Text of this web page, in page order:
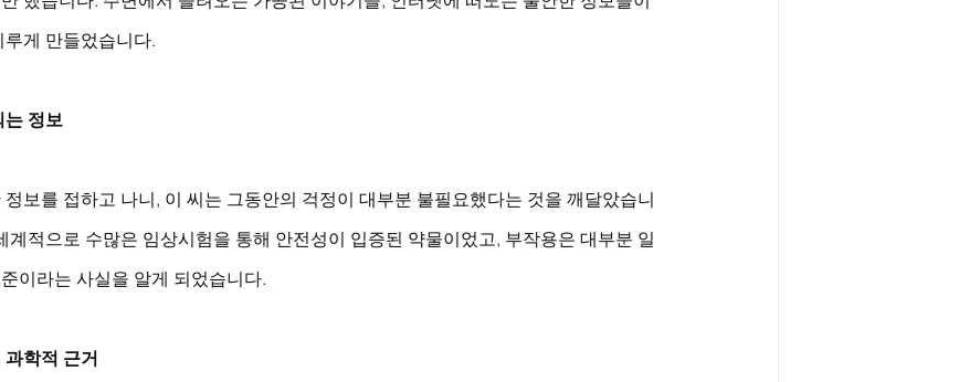
게 만들었습니다.
는 정보
보를 접하고 나니, 이 씨는 그동안의 걱정이 대부분 불필요했다는 것을 깨달았습니
계적으로 수많은 임상시험을 통해 안전성이 입증된 약물이었고, 부작용은 대부분 일
이라는 사실을 알게 되었습니다.
학적 근거